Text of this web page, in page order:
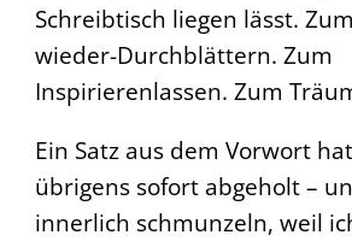
Schreibtisch liegen lässt.
wieder-Durchblättern. Zum
Inspirierenlassen. Zum
Ein Satz aus dem Vorwort
übrigens sofort abgeholt –
innerlich schmunzeln, weil